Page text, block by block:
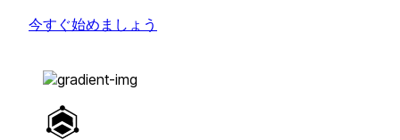
今すぐ始めましょう